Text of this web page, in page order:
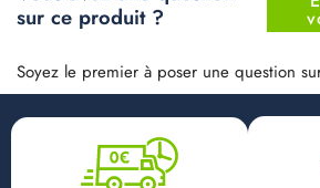
sur ce produit ?
Soyez le premier à poser une question